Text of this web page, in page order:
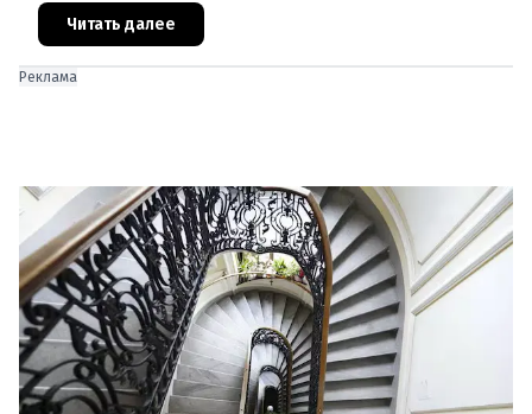
евро из бюджета города вызва
Читать далее
Реклама